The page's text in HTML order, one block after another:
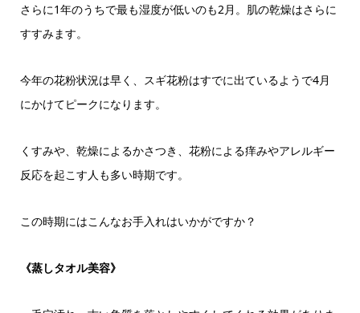
さらに1年のうちで最も湿度が低いのも2月。肌の乾燥はさらに
すすみます。
今年の花粉状況は早く、スギ花粉はすでに出ているようで4月
にかけてピークになります。
くすみや、乾燥によるかさつき、花粉による痒みやアレルギー
反応を起こす人も多い時期です。
この時期にはこんなお手入れはいかがですか？
《蒸しタオル美容》